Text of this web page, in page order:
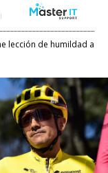
lección de humildad a